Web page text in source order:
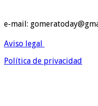
e-mail:
Aviso legal
Política de privacidad